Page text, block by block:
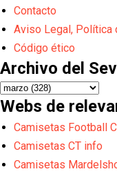
Contacto
Aviso Legal, Política
Código ético
Archivo del
Webs de
Camisetas Football
Camisetas CT info
Camisetas